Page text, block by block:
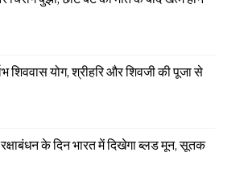
शिववास योग, श्रीहरि और शिवजी की पूजा से
के दिन भारत में दिखेगा ब्लड मून, सूतक